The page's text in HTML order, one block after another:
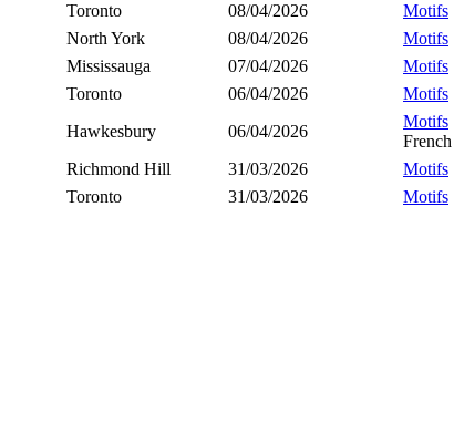
Toronto 08/04/2026
Motifs
North York 08/04/2026
Motifs
Mississauga 07/04/2026
Motifs
Toronto 06/04/2026
Motifs
Hawkesbury 06/04/2026
Motifs
French
Richmond Hill 31/03/2026
Motifs
Toronto 31/03/2026 Motifs